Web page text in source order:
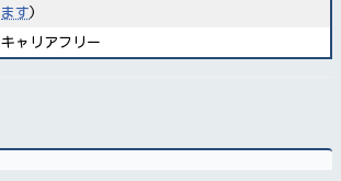
ます)
キャリアフリー